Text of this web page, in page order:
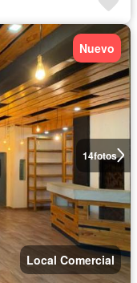
14fotos
Nuevo
Local Comercial